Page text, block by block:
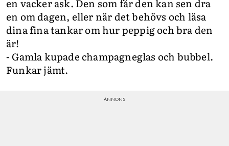
en vacker ask. Den som får den kan sen dra
en om dagen, eller när det behövs och läsa
dina fina tankar om hur peppig och bra den
är!
- Gamla kupade champagneglas och bubbel.
Funkar jämt.